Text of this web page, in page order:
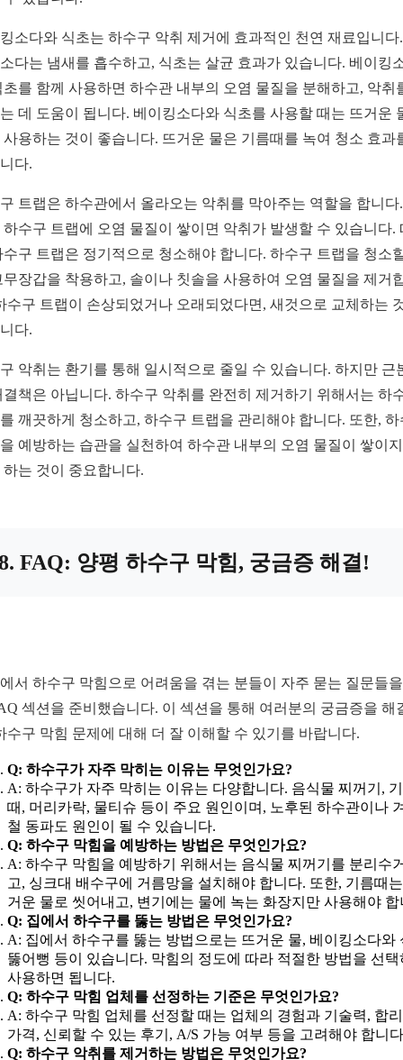
소다와 식초는 하수구 악취 제거에 효과적인 천연 재료입니다
다는 냄새를 흡수하고, 식초는 살균 효과가 있습니다. 베이킹
초를 함께 사용하면 하수관 내부의 오염 물질을 분해하고, 악취
데 도움이 됩니다. 베이킹소다와 식초를 사용할 때는 뜨거운
사용하는 것이 좋습니다. 뜨거운 물은 기름때를 녹여 청소 효과
다.
트랩은 하수관에서 올라오는 악취를 막아주는 역할을 합니다
하수구 트랩에 오염 물질이 쌓이면 악취가 발생할 수 있습니다.
수구 트랩은 정기적으로 청소해야 합니다. 하수구 트랩을 청소
무장갑을 착용하고, 솔이나 칫솔을 사용하여 오염 물질을 제거
수구 트랩이 손상되었거나 오래되었다면, 새것으로 교체하는
다.
악취는 환기를 통해 일시적으로 줄일 수 있습니다. 하지만 근
결책은 아닙니다. 하수구 악취를 완전히 제거하기 위해서는 하
깨끗하게 청소하고, 하수구 트랩을 관리해야 합니다. 또한, 하
예방하는 습관을 실천하여 하수관 내부의 오염 물질이 쌓이
하는 것이 중요합니다.
FAQ: 양평 하수구 막힘, 궁금증 해결!
서 하수구 막힘으로 어려움을 겪는 분들이 자주 묻는 질문들
섹션을 준비했습니다. 이 섹션을 통해 여러분의 궁금증을 해
수구 막힘 문제에 대해 더 잘 이해할 수 있기를 바랍니다.
Q: 하수구가 자주 막히는 이유는 무엇인가요?
A: 하수구가 자주 막히는 이유는 다양합니다. 음식물 찌꺼기,
때, 머리카락, 물티슈 등이 주요 원인이며, 노후된 하수관이나
철 동파도 원인이 될 수 있습니다.
Q: 하수구 막힘을 예방하는 방법은 무엇인가요?
A: 하수구 막힘을 예방하기 위해서는 음식물 찌꺼기를 분리수
고, 싱크대 배수구에 거름망을 설치해야 합니다. 또한, 기름때
거운 물로 씻어내고, 변기에는 물에 녹는 화장지만 사용해야 합
Q: 집에서 하수구를 뚫는 방법은 무엇인가요?
A: 집에서 하수구를 뚫는 방법으로는 뜨거운 물, 베이킹소다와
뚫어뻥 등이 있습니다. 막힘의 정도에 따라 적절한 방법을 선택
사용하면 됩니다.
Q: 하수구 막힘 업체를 선정하는 기준은 무엇인가요?
A: 하수구 막힘 업체를 선정할 때는 업체의 경험과 기술력, 합
가격, 신뢰할 수 있는 후기, A/S 가능 여부 등을 고려해야 합니
Q: 하수구 악취를 제거하는 방법은 무엇인가요?